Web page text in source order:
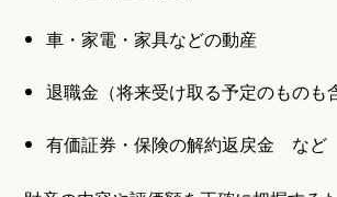
車・家電・家具などの動産
退職金（将来受け取る予定のものも
有価証券・保険の解約返戻金 など